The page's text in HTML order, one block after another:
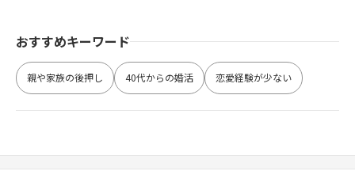
おすすめキーワード
親や家族の後押し 40代からの婚活 恋愛経験が少ない